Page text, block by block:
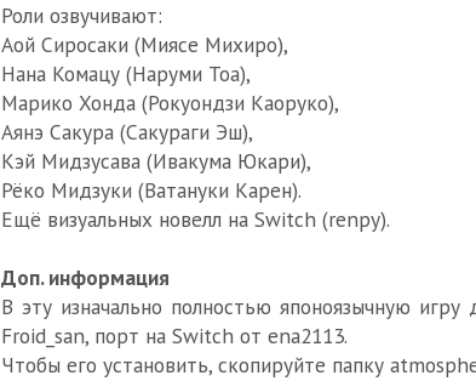
Роли озвучивают:
Аой Cиросаки (Миясе Михиро),
Нана Комацу (Наруми Тоа),
Марико Хонда (Рокуондзи Каоруко),
Аянэ Сакура (Сакураги Эш),
Кэй Мидзусава (Ивакума Юкари),
Рёко Мидзуки (Ватануки Карен).
Ещё визуальных новелл на Switch (renpy).
Доп. информация
В эту изначально полностью японоязычную
Froid_san, порт на Switch от ena2113.
Чтобы его установить, скопируйте папку